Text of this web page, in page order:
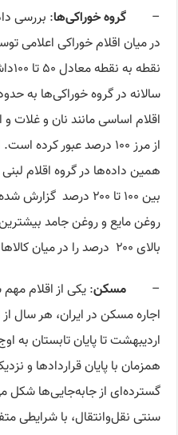
– گروه خوراکی‌ها: بررسی
اقلام اساسی مانند نان و غلات
از مرز ۱۰۰ درصد عبور
همین داده‌ها در گروه اقلام
بین ۱۰۰ تا ۲۰۰ درصد
روغن مایع و روغن جامد
بالای ۲۰۰ درصد را در میان کالاها داشته‌اند.
–مسکن: یکی از اقلام
اجاره مسکن در ایران، هر سال از
اردیبهشت تا پایان تابستان
همزمان با پایان قرارداد‌ها و
گسترده‌ای از جابه‌جایی‌ها شکل
سنتی نقل‌وانتقال، با شرایطی